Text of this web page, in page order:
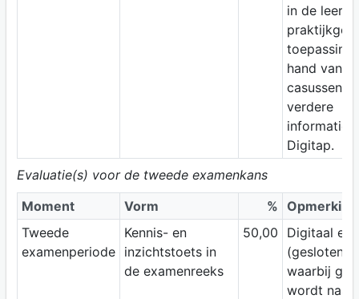
in de
toepassing
hand van
casussen.
verdere
informatie,
Digitap.
Evaluatie(s) voor de tweede examenkans
Moment
Vorm % Opmerking
Tweede
examenperiode
Kennis- en
inzichtstoets in
de examenreeks
50,00
Digitaal
(gesloten
waarbij
wordt naar